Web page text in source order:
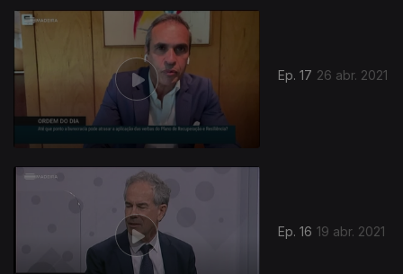
Ep. 17 26 abr. 2021
Ep. 16 19 abr. 2021